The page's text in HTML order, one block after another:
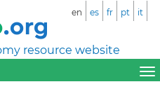
resource website
en es fr pt it